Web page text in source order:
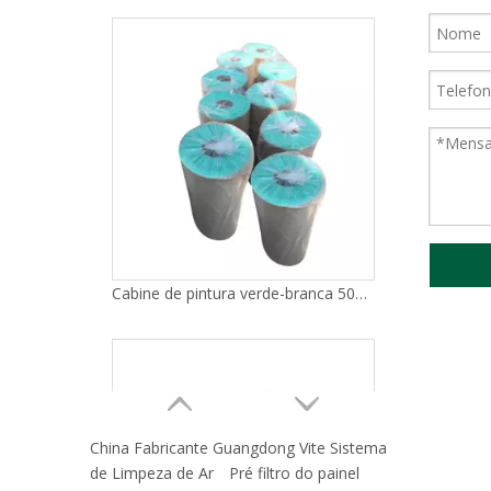
Cabine de pintura verde-branca 50mm filtro de piso filtro de fibra de vidro
Meio de filtro preliminar industrial laminado do ar da ATAC G3 G4
China Fabricante Guangdong Vite Sistema
de Limpeza de Ar
Pré filtro do painel